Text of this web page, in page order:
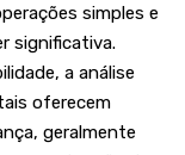
simples e
significativa.
a análise
oferecem
geralmente